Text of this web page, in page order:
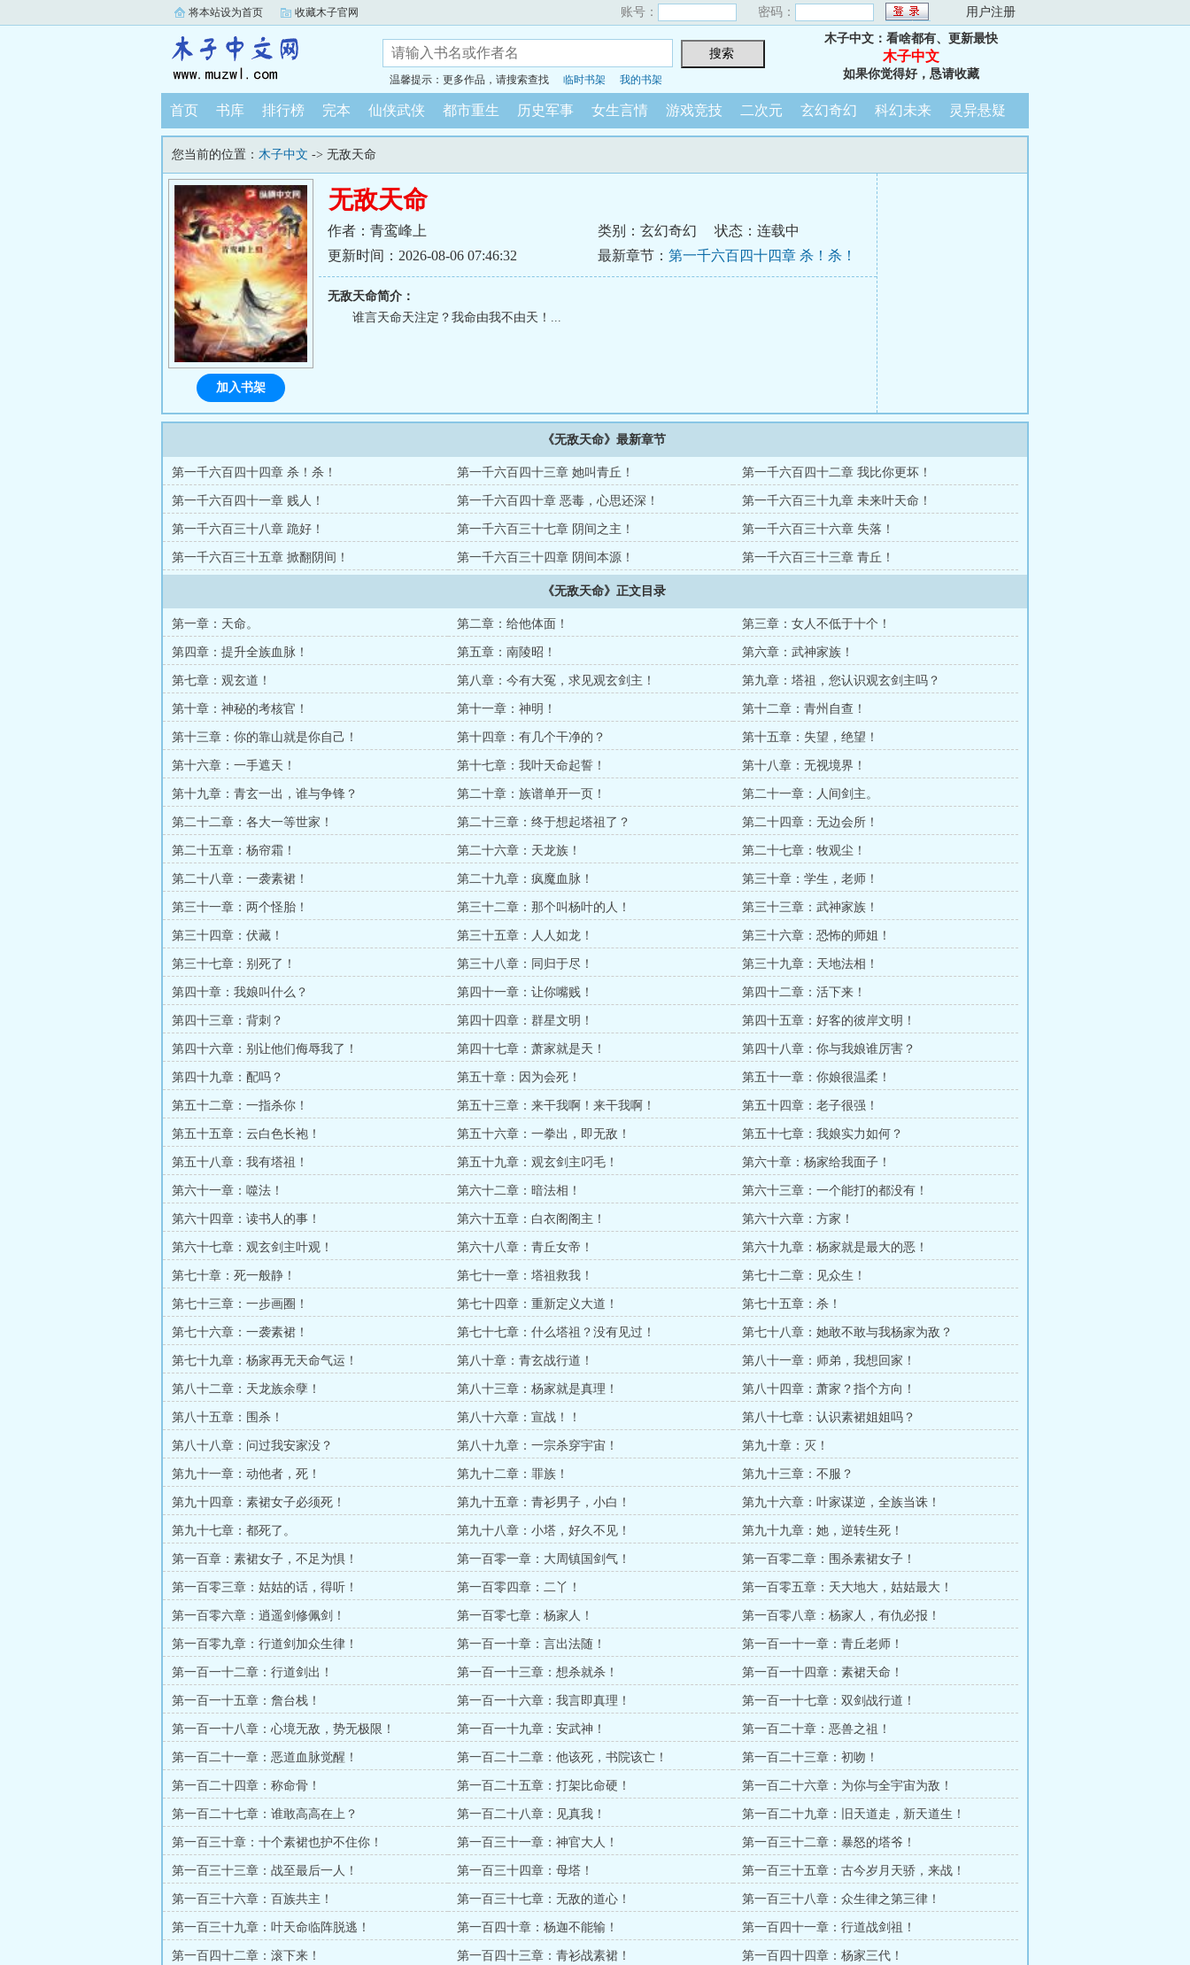
将本站设为首页 收藏木子官网 账号： 密码： 用户注册
温馨提示：更多作品，请搜索查找 临时书架 我的书架
木子中文：看啥都有、更新最快
木子中文
如果你觉得好，恳请收藏
首页 书库 排行榜 完本 仙侠武侠 都市重生 历史军事 女生言情 游戏竞技 二次元 玄幻奇幻 科幻未来 灵异悬疑
您当前的位置： 木子中文 -> 无敌天命
无敌天命
作者：青鸾峰上 类别：玄幻奇幻
状态：连载中
更新时间：2026-08-06 07:46:32
最新章节： 第一千六百四十四章 杀！杀！
无敌天命简介：
谁言天命天注定？我命由我不由天！...
加入书架
《无敌天命》最新章节
第一千六百四十四章 杀！杀！ 第一千六百四十三章 她叫青丘！ 第一千六百四十二章 我比你更坏！
第一千六百四十一章 贱人！ 第一千六百四十章 恶毒，心思还深！ 第一千六百三十九章 未来叶天命！
第一千六百三十八章 跪好！ 第一千六百三十七章 阴间之主！ 第一千六百三十六章 失落！
第一千六百三十五章 掀翻阴间！ 第一千六百三十四章 阴间本源！ 第一千六百三十三章 青丘！
《无敌天命》正文目录
第一章：天命。 第二章：给他体面！ 第三章：女人不低于十个！
第四章：提升全族血脉！ 第五章：南陵昭！ 第六章：武神家族！
第七章：观玄道！ 第八章：今有大冤，求见观玄剑主！ 第九章：塔祖，您认识观玄剑主吗？
第十章：神秘的考核官！ 第十一章：神明！ 第十二章：青州自查！
第十三章：你的靠山就是你自己！ 第十四章：有几个干净的？ 第十五章：失望，绝望！
第十六章：一手遮天！ 第十七章：我叶天命起誓！ 第十八章：无视境界！
第十九章：青玄一出，谁与争锋？ 第二十章：族谱单开一页！ 第二十一章：人间剑主。
第二十二章：各大一等世家！ 第二十三章：终于想起塔祖了？ 第二十四章：无边会所！
第二十五章：杨帘霜！ 第二十六章：天龙族！ 第二十七章：牧观尘！
第二十八章：一袭素裙！ 第二十九章：疯魔血脉！ 第三十章：学生，老师！
第三十一章：两个怪胎！ 第三十二章：那个叫杨叶的人！ 第三十三章：武神家族！
第三十四章：伏藏！ 第三十五章：人人如龙！ 第三十六章：恐怖的师姐！
第三十七章：别死了！ 第三十八章：同归于尽！ 第三十九章：天地法相！
第四十章：我娘叫什么？ 第四十一章：让你嘴贱！ 第四十二章：活下来！
第四十三章：背刺？ 第四十四章：群星文明！ 第四十五章：好客的彼岸文明！
第四十六章：别让他们侮辱我了！ 第四十七章：萧家就是天！ 第四十八章：你与我娘谁厉害？
第四十九章：配吗？ 第五十章：因为会死！ 第五十一章：你娘很温柔！
第五十二章：一指杀你！ 第五十三章：来干我啊！来干我啊！ 第五十四章：老子很强！
第五十五章：云白色长袍！ 第五十六章：一拳出，即无敌！ 第五十七章：我娘实力如何？
第五十八章：我有塔祖！ 第五十九章：观玄剑主叼毛！ 第六十章：杨家给我面子！
第六十一章：噬法！ 第六十二章：暗法相！ 第六十三章：一个能打的都没有！
第六十四章：读书人的事！ 第六十五章：白衣阁阁主！ 第六十六章：方家！
第六十七章：观玄剑主叶观！ 第六十八章：青丘女帝！ 第六十九章：杨家就是最大的恶！
第七十章：死一般静！ 第七十一章：塔祖救我！ 第七十二章：见众生！
第七十三章：一步画圈！ 第七十四章：重新定义大道！ 第七十五章：杀！
第七十六章：一袭素裙！ 第七十七章：什么塔祖？没有见过！ 第七十八章：她敢不敢与我杨家为敌？
第七十九章：杨家再无天命气运！ 第八十章：青玄战行道！ 第八十一章：师弟，我想回家！
第八十二章：天龙族余孽！ 第八十三章：杨家就是真理！ 第八十四章：萧家？指个方向！
第八十五章：围杀！ 第八十六章：宣战！！ 第八十七章：认识素裙姐姐吗？
第八十八章：问过我安家没？ 第八十九章：一宗杀穿宇宙！ 第九十章：灭！
第九十一章：动他者，死！ 第九十二章：罪族！ 第九十三章：不服？
第九十四章：素裙女子必须死！ 第九十五章：青衫男子，小白！ 第九十六章：叶家谋逆，全族当诛！
第九十七章：都死了。 第九十八章：小塔，好久不见！ 第九十九章：她，逆转生死！
第一百章：素裙女子，不足为惧！ 第一百零一章：大周镇国剑气！ 第一百零二章：围杀素裙女子！
第一百零三章：姑姑的话，得听！ 第一百零四章：二丫！ 第一百零五章：天大地大，姑姑最大！
第一百零六章：逍遥剑修佩剑！ 第一百零七章：杨家人！ 第一百零八章：杨家人，有仇必报！
第一百零九章：行道剑加众生律！ 第一百一十章：言出法随！ 第一百一十一章：青丘老师！
第一百一十二章：行道剑出！ 第一百一十三章：想杀就杀！ 第一百一十四章：素裙天命！
第一百一十五章：詹台栈！ 第一百一十六章：我言即真理！ 第一百一十七章：双剑战行道！
第一百一十八章：心境无敌，势无极限！ 第一百一十九章：安武神！ 第一百二十章：恶兽之祖！
第一百二十一章：恶道血脉觉醒！ 第一百二十二章：他该死，书院该亡！ 第一百二十三章：初吻！
第一百二十四章：称命骨！ 第一百二十五章：打架比命硬！ 第一百二十六章：为你与全宇宙为敌！
第一百二十七章：谁敢高高在上？ 第一百二十八章：见真我！ 第一百二十九章：旧天道走，新天道生！
第一百三十章：十个素裙也护不住你！ 第一百三十一章：神官大人！ 第一百三十二章：暴怒的塔爷！
第一百三十三章：战至最后一人！ 第一百三十四章：母塔！ 第一百三十五章：古今岁月天骄，来战！
第一百三十六章：百族共主！ 第一百三十七章：无敌的道心！ 第一百三十八章：众生律之第三律！
第一百三十九章：叶天命临阵脱逃！ 第一百四十章：杨迦不能输！ 第一百四十一章：行道战剑祖！
第一百四十二章：滚下来！ 第一百四十三章：青衫战素裙！ 第一百四十四章：杨家三代！